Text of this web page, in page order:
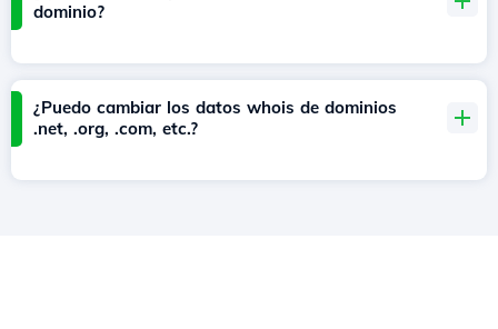
dominio?
¿Puedo cambiar los datos whois de dominios
.net, .org, .com, etc.?